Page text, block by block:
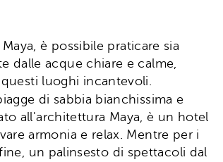
è possibile praticare sia
dalle acque chiare e calme,
luoghi incantevoli.
di sabbia bianchissima e
all'architettura Maya, è un hotel
armonia e relax. Mentre per i
un palinsesto di spettacoli dal